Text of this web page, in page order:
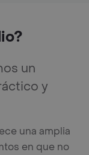
un
y
una amplia
en que no